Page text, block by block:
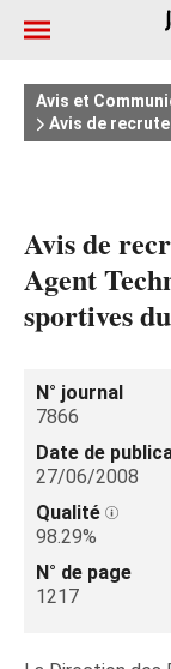
Avis et
Avis de
Avis de
Agent
sportives
N° journal
7866
Date de
27/06/2008
Qualité
98.29%
N° de page
1217